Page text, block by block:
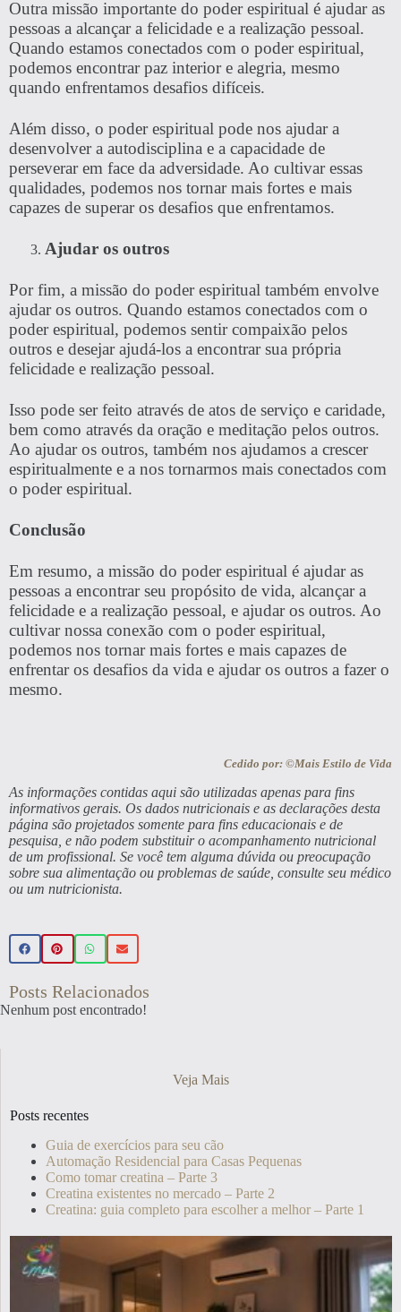
Outra missão importante do poder espiritual é ajudar as
pessoas a alcançar a felicidade e a realização pessoal.
Quando estamos conectados com o poder espiritual,
podemos encontrar paz interior e alegria, mesmo
quando enfrentamos desafios difíceis.
Além disso, o poder espiritual pode nos ajudar a
desenvolver a autodisciplina e a capacidade de
perseverar em face da adversidade. Ao cultivar essas
qualidades, podemos nos tornar mais fortes e mais
capazes de superar os desafios que enfrentamos.
Ajudar os outros
Por fim, a missão do poder espiritual também envolve
ajudar os outros. Quando estamos conectados com o
poder espiritual, podemos sentir compaixão pelos
outros e desejar ajudá-los a encontrar sua própria
felicidade e realização pessoal.
Isso pode ser feito através de atos de serviço e caridade,
bem como através da oração e meditação pelos outros.
Ao ajudar os outros, também nos ajudamos a crescer
espiritualmente e a nos tornarmos mais conectados com
o poder espiritual.
Conclusão
Em resumo, a missão do poder espiritual é ajudar as
pessoas a encontrar seu propósito de vida, alcançar a
felicidade e a realização pessoal, e ajudar os outros. Ao
cultivar nossa conexão com o poder espiritual,
podemos nos tornar mais fortes e mais capazes de
enfrentar os desafios da vida e ajudar os outros a fazer o
mesmo.
Cedido por: ©Mais Estilo de Vida
As informações contidas aqui são utilizadas apenas para fins
informativos gerais. Os dados nutricionais e as declarações desta
página são projetados somente para fins educacionais e de
pesquisa, e não podem substituir o acompanhamento nutricional
de um profissional. Se você tem alguma dúvida ou preocupação
sobre sua alimentação ou problemas de saúde, consulte seu médico
ou um nutricionista.
Posts Relacionados
Nenhum post encontrado!
Veja Mais
Posts recentes
Guia de exercícios para seu cão
Automação Residencial para Casas Pequenas
Como tomar creatina – Parte 3
Creatina existentes no mercado – Parte 2
Creatina: guia completo para escolher a melhor – Parte 1